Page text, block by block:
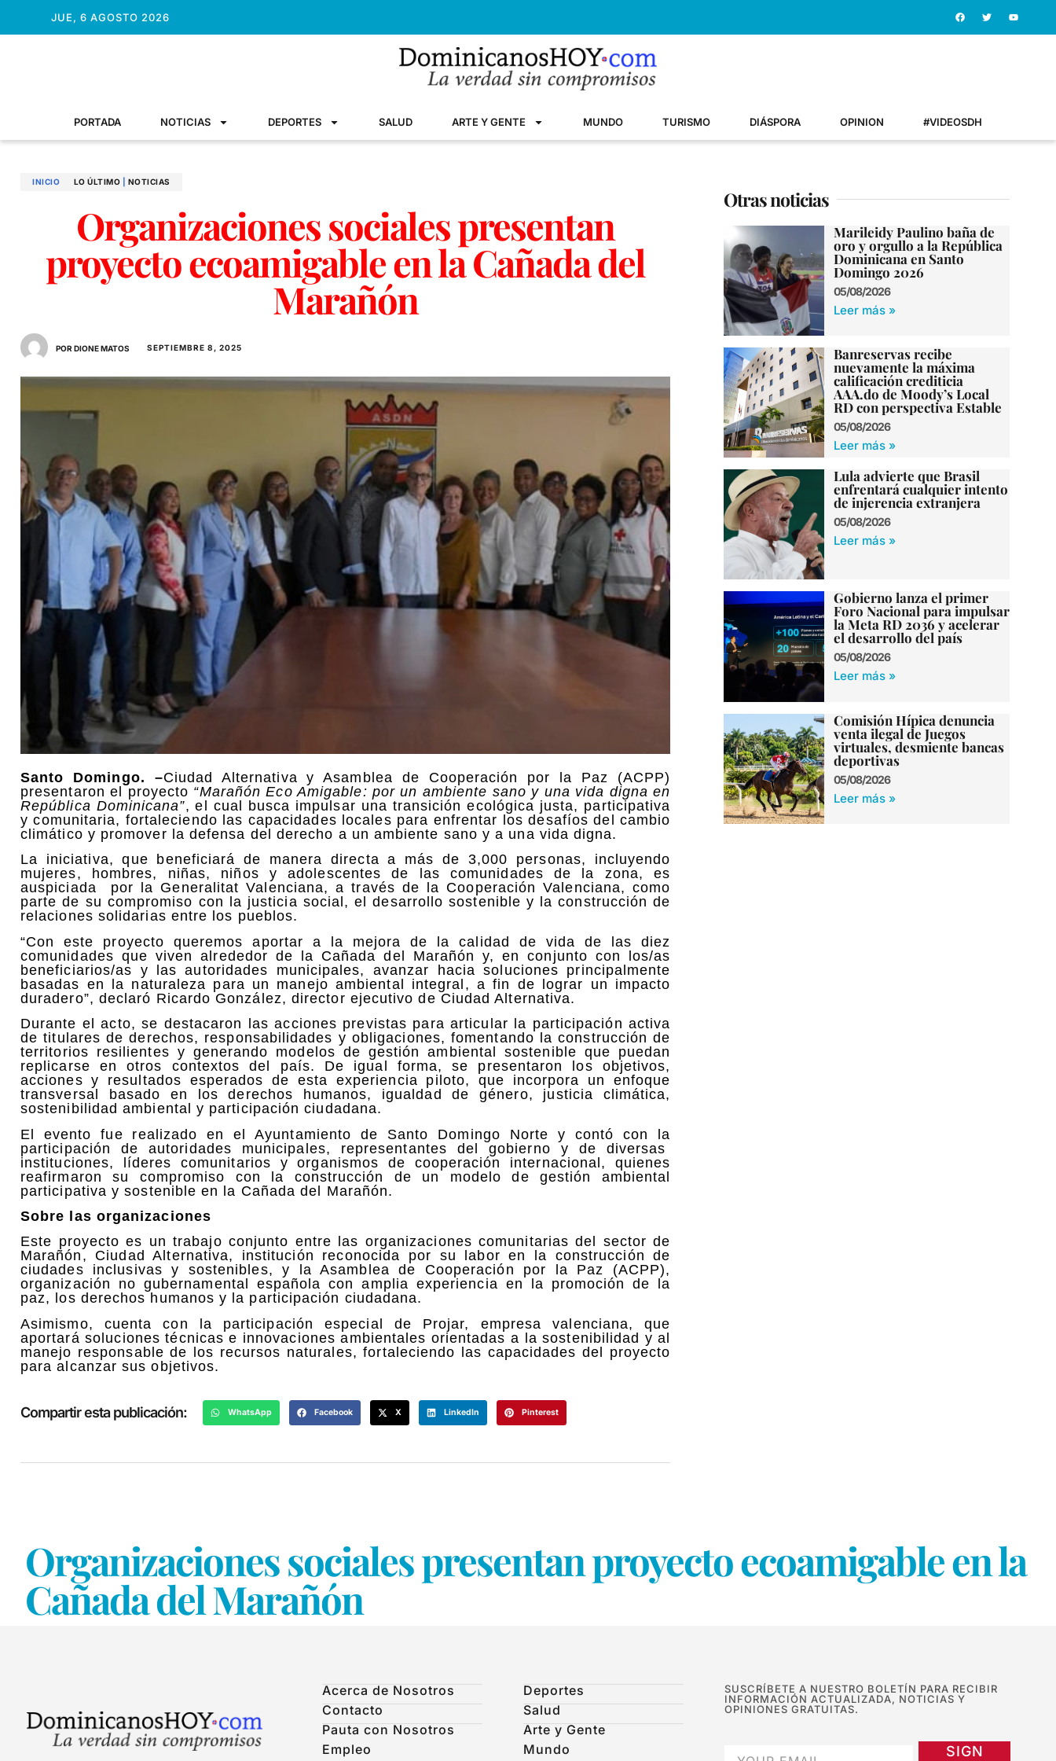
JUE, 6 AGOSTO 2026
PORTADA NOTICIAS DEPORTES SALUD ARTE Y GENTE MUNDO TURISMO DIÁSPORA OPINION #VIDEOSDH
INICIO LO ÚLTIMO NOTICIAS
Organizaciones sociales presentan
proyecto ecoamigable en la Cañada del
Marañón
POR DIONE MATOS SEPTIEMBRE 8, 2025
Santo Domingo. –Ciudad Alternativa y Asamblea de Cooperación por la Paz (ACPP)
presentaron el proyecto “Marañón Eco Amigable: por un ambiente sano y una vida digna en
República Dominicana”, el cual busca impulsar una transición ecológica justa, participativa
y comunitaria, fortaleciendo las capacidades locales para enfrentar los desafíos del cambio
climático y promover la defensa del derecho a un ambiente sano y a una vida digna.
La iniciativa, que beneficiará de manera directa a más de 3,000 personas, incluyendo
mujeres, hombres, niñas, niños y adolescentes de las comunidades de la zona, es
auspiciada por la Generalitat Valenciana, a través de la Cooperación Valenciana, como
parte de su compromiso con la justicia social, el desarrollo sostenible y la construcción de
relaciones solidarias entre los pueblos.
“Con este proyecto queremos aportar a la mejora de la calidad de vida de las diez
comunidades que viven alrededor de la Cañada del Marañón y, en conjunto con los/as
beneficiarios/as y las autoridades municipales, avanzar hacia soluciones principalmente
basadas en la naturaleza para un manejo ambiental integral, a fin de lograr un impacto
duradero”, declaró Ricardo González, director ejecutivo de Ciudad Alternativa.
Durante el acto, se destacaron las acciones previstas para articular la participación activa
de titulares de derechos, responsabilidades y obligaciones, fomentando la construcción de
territorios resilientes y generando modelos de gestión ambiental sostenible que puedan
replicarse en otros contextos del país. De igual forma, se presentaron los objetivos,
acciones y resultados esperados de esta experiencia piloto, que incorpora un enfoque
transversal basado en los derechos humanos, igualdad de género, justicia climática,
sostenibilidad ambiental y participación ciudadana.
El evento fue realizado en el Ayuntamiento de Santo Domingo Norte y contó con la
participación de autoridades municipales, representantes del gobierno y de diversas
instituciones, líderes comunitarios y organismos de cooperación internacional, quienes
reafirmaron su compromiso con la construcción de un modelo de gestión ambiental
participativa y sostenible en la Cañada del Marañón.
Sobre las organizaciones
Este proyecto es un trabajo conjunto entre las organizaciones comunitarias del sector de
Marañón, Ciudad Alternativa, institución reconocida por su labor en la construcción de
ciudades inclusivas y sostenibles, y la Asamblea de Cooperación por la Paz (ACPP),
organización no gubernamental española con amplia experiencia en la promoción de la
paz, los derechos humanos y la participación ciudadana.
Asimismo, cuenta con la participación especial de Projar, empresa valenciana, que
aportará soluciones técnicas e innovaciones ambientales orientadas a la sostenibilidad y al
manejo responsable de los recursos naturales, fortaleciendo las capacidades del proyecto
para alcanzar sus objetivos.
Compartir esta publicación: WhatsApp Facebook X LinkedIn Pinterest
Otras noticias
Marileidy Paulino baña de
oro y orgullo a la República
Dominicana en Santo
Domingo 2026
05/08/2026
Leer más »
Banreservas recibe
nuevamente la máxima
calificación crediticia
AAA.do de Moody’s Local
RD con perspectiva Estable
05/08/2026
Leer más »
Lula advierte que Brasil
enfrentará cualquier intento
de injerencia extranjera
05/08/2026
Leer más »
Gobierno lanza el primer
Foro Nacional para impulsar
la Meta RD 2036 y acelerar
el desarrollo del país
05/08/2026
Leer más »
Comisión Hípica denuncia
venta ilegal de Juegos
virtuales, desmiente bancas
deportivas
05/08/2026
Leer más »
Organizaciones sociales presentan proyecto ecoamigable en la
Cañada del Marañón
Acerca de Nosotros
Contacto
Pauta con Nosotros
Empleo
Deportes
Salud
Arte y Gente
Mundo
SUSCRÍBETE A NUESTRO BOLETÍN PARA RECIBIR
INFORMACIÓN ACTUALIZADA, NOTICIAS Y
OPINIONES GRATUITAS.
SIGN